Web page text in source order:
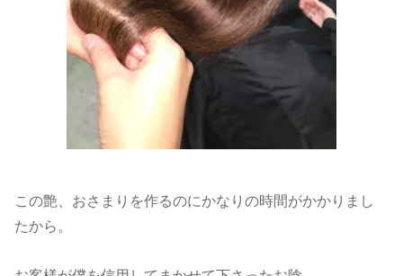
この艶、おさまりを作るのにかなりの時間がかかりまし
たから。